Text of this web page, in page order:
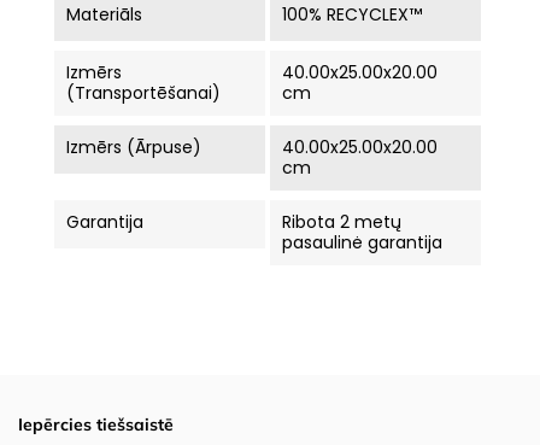
Materiāls 100% RECYCLEX™
Izmērs
(Transportēšanai)
40.00x25.00x20.00
cm
Izmērs (ārpuse)
40.00x25.00x20.00
cm
Garantija
Ribota 2 metų
pasaulinė garantija
Iepērcies tiešsaistē